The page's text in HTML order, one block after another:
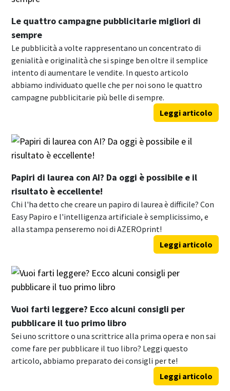
Le quattro campagne pubblicitarie migliori di
sempre
Le pubblicità a volte rappresentano un concentrato di
genialità e originalità che si spinge ben oltre il semplice
intento di aumentare le vendite. In questo articolo
abbiamo individuato quelle che per noi sono le quattro
campagne pubblicitarie più belle di sempre.
Leggi articolo
Papiri di laurea con AI? Da oggi è possibile e il
risultato è eccellente!
Chi l'ha detto che creare un papiro di laurea è difficile? Con
Easy Papiro e l'intelligenza artificiale è semplicissimo, e
alla stampa penseremo noi di AZEROprint!
Leggi articolo
Vuoi farti leggere? Ecco alcuni consigli per
pubblicare il tuo primo libro
Sei uno scrittore o una scrittrice alla prima opera e non sai
come fare per pubblicare il tuo libro? Leggi questo
articolo, abbiamo preparato dei consigli per te!
Leggi articolo